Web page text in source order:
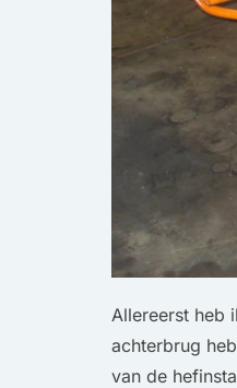
Allereerst heb
achterbrug
van de